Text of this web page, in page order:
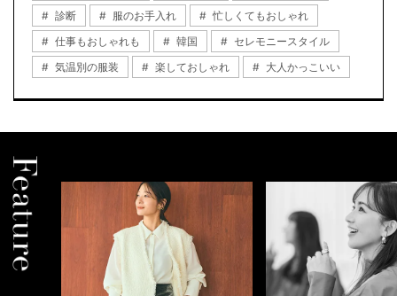
診断
服のお手入れ
忙しくてもおしゃれ
仕事もおしゃれも
韓国
セレモニースタイル
気温別の服装
楽しておしゃれ 大人かっこいい